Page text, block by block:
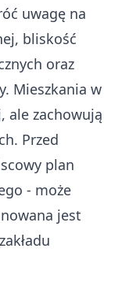
uwagę na
bliskość
oraz
Mieszkania w
ale zachowują
Przed
plan
- może
jest